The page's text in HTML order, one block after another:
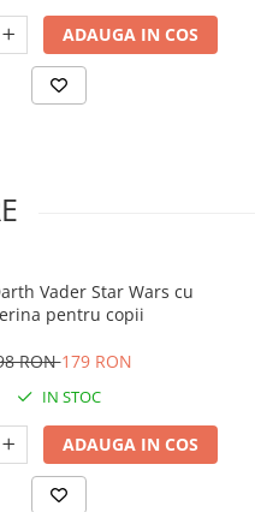
ADAUGA IN COS
Vader Star Wars cu
pentru copii
RON179 RON
IN STOC
ADAUGA IN COS